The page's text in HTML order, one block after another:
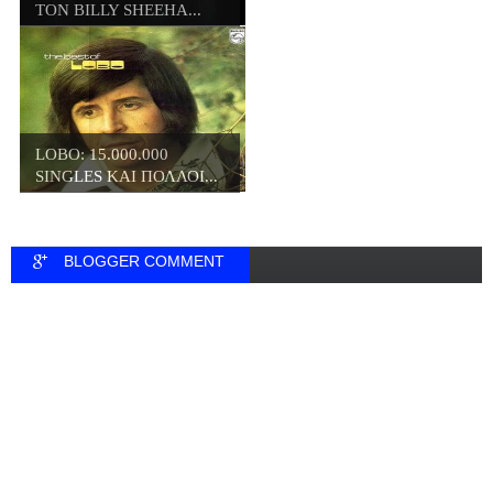
ΤΟΝ BILLY SHEEHA...
LOBO: 15.000.000
SINGLES ΚΑΙ ΠΟΛΛΟΙ...
BLOGGER COMMENT